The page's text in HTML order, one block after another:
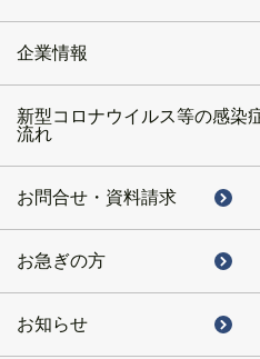
企業情報
新型コロナウイルス等の感染
流れ
お問合せ・ 資料請求
お急ぎの方
お知らせ